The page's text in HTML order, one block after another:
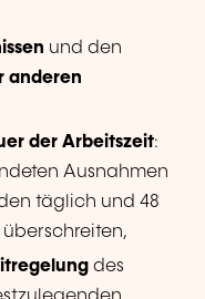
und den
anderen
der Arbeitszeit:
Ausnahmen
täglich und 48
des